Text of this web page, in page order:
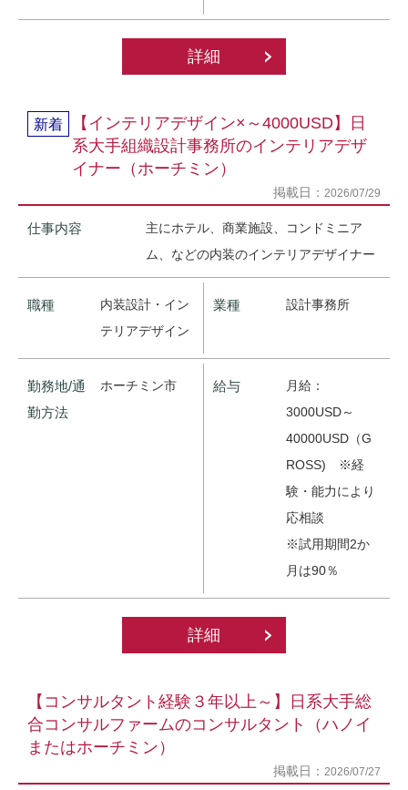
詳細
新着
【インテリアデザイン×～4000USD】日
系大手組織設計事務所のインテリアデザ
イナー（ホーチミン）
掲載日： 2026/07/29
仕事内容
主にホテル、商業施設、コンドミニア
ム、などの内装のインテリアデザイナー
職種
内装設計・イン
テリアデザイン
業種 設計事務所
勤務地/通
勤方法
ホーチミン市 給与
月給：
3000USD～
40000USD（G
ROSS) ※経
験・能力により
応相談
※試用期間2か
月は90％
詳細
【コンサルタント経験３年以上～】日系大手総
合コンサルファームのコンサルタント（ハノイ
またはホーチミン）
掲載日： 2026/07/27